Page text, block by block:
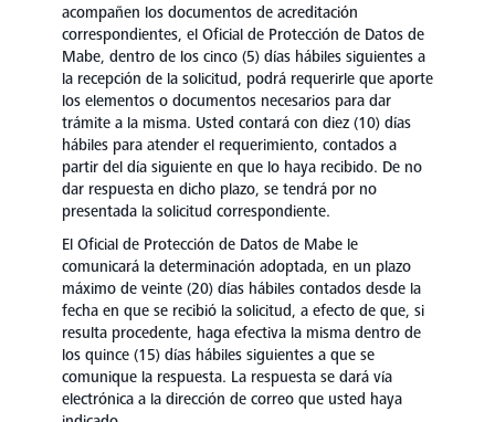
acompañen los documentos de acreditación
correspondientes, el Oficial de Protección de Datos de
Mabe, dentro de los cinco (5) días hábiles siguientes a
la recepción de la solicitud, podrá requerirle que aporte
los elementos o documentos necesarios para dar
trámite a la misma. Usted contará con diez (10) días
hábiles para atender el requerimiento, contados a
partir del día siguiente en que lo haya recibido. De no
dar respuesta en dicho plazo, se tendrá por no
presentada la solicitud correspondiente.
El Oficial de Protección de Datos de Mabe le
comunicará la determinación adoptada, en un plazo
máximo de veinte (20) días hábiles contados desde la
fecha en que se recibió la solicitud, a efecto de que, si
resulta procedente, haga efectiva la misma dentro de
los quince (15) días hábiles siguientes a que se
comunique la respuesta. La respuesta se dará vía
electrónica a la dirección de correo que usted haya